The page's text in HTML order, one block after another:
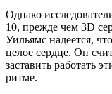
Однако
10, прежде чем 3D
Уильямс надеется,
целое сердце. Он
заставить работать
ритме.